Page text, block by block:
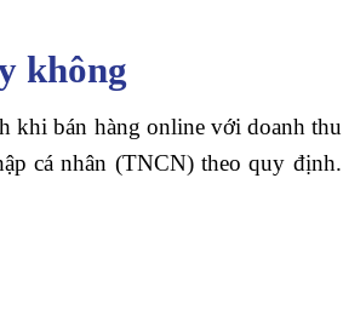
không
khi bán hàng online với doanh thu
cá nhân (TNCN) theo quy định.